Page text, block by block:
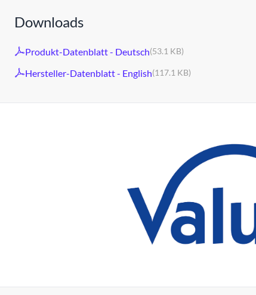
Downloads
Produkt-Datenblatt - Deutsch(53.1 KB)
Hersteller-Datenblatt - English(117.1 KB)